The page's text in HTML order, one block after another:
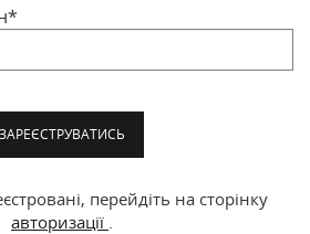
ЗАРЕЄСТРУВАТИСЬ
перейдіть на сторінку
авторизації .